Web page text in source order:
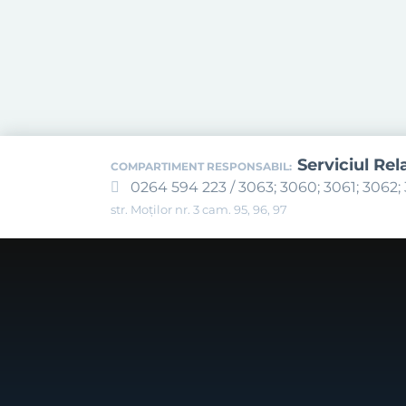
COMPARTIMENT RESPONSABIL: Serviciul
0264 594 223 / 3063; 3060; 3061; 3062;
str. Moților nr. 3 cam. 95, 96, 97